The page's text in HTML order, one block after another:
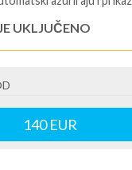
UKLJUČENO
i potvrđene usluge u
takse (naknada za
140EUR